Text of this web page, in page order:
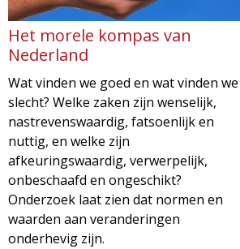
e
Het morele kompas van
Nederland
Wat vinden we goed en wat vinden we
slecht? Welke zaken zijn wenselijk,
nastrevenswaardig, fatsoenlijk en
nuttig, en welke zijn
afkeuringswaardig, verwerpelijk,
onbeschaafd en ongeschikt?
Onderzoek laat zien dat normen en
waarden aan veranderingen
onderhevig zijn.